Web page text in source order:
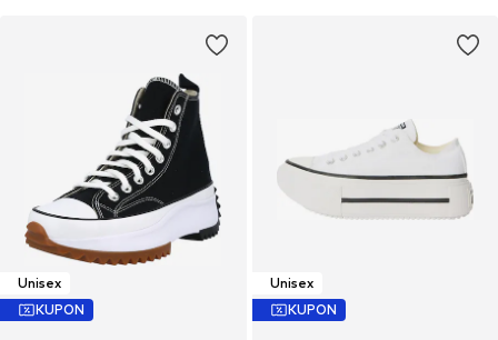
Unisex
KUPON
Unisex
KUPON